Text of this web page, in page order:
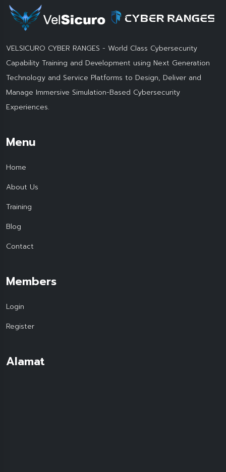
VELSICURO CYBER RANGES - World Class Cybersecurity
Capability Training and Development using Next Generation
Technology and Service Platforms to Design, Deliver and
Manage Immersive Simulation-Based Cybersecurity
Experiences.
Menu
Home
About Us
Training
Blog
Contact
Members
Login
Register
Alamat